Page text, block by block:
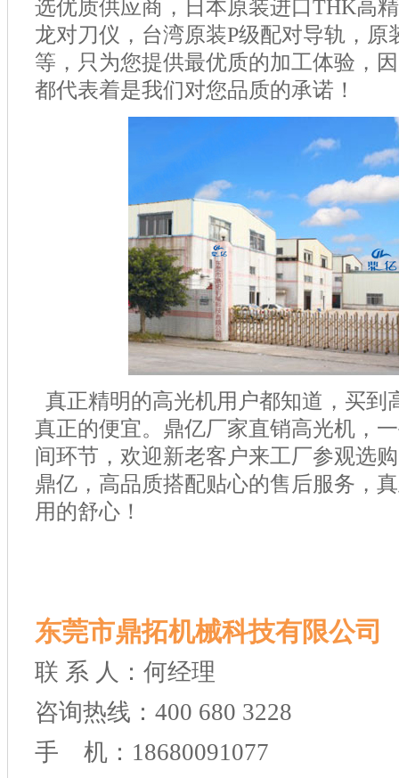
选优质供应商，日本原装进口 THK高
龙对刀仪，台湾原装P级配对导轨，原
等，只为您提供最优质的加工体验，
都代表着是我们对您品质的承诺！
真正精明的高光机用户都知道，买到
真正的便宜。鼎亿厂家直销高光机，
间环节，欢迎新老客户来工厂参观选
鼎亿，高品质搭配贴心的售后服务，
用的舒心！
东莞市鼎拓机械科技有限公司
联 系 人：何经理
咨询热线：400 680 3228
手 机：18680091077